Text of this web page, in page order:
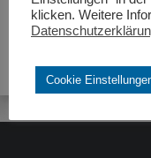
klicken. Weitere
Cookie